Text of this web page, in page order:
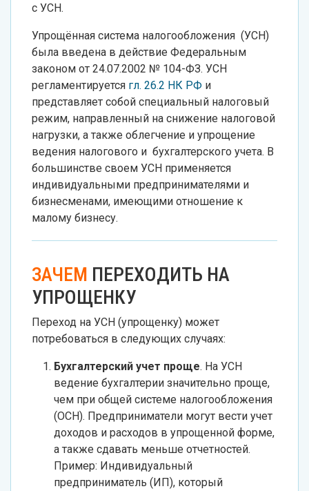
с УСН.
Упрощённая система налогообложения (УСН)
была введена в действие Федеральным
законом от 24.07.2002 № 104-ФЗ. УСН
регламентируется гл. 26.2 НК РФ и
представляет собой специальный налоговый
режим, направленный на снижение налоговой
нагрузки, а также облегчение и упрощение
ведения налогового и бухгалтерского учета. В
большинстве своем УСН применяется
индивидуальными предпринимателями и
бизнесменами, имеющими отношение к
малому бизнесу.
ЗАЧЕМ ПЕРЕХОДИТЬ НА
УПРОЩЕНКУ
Переход на УСН (упрощенку) может
потребоваться в следующих случаях:
Бухгалтерский учет проще. На УСН
ведение бухгалтерии значительно проще,
чем при общей системе налогообложения
(ОСН). Предприниматели могут вести учет
доходов и расходов в упрощенной форме,
а также сдавать меньше отчетностей.
Пример: Индивидуальный
предприниматель (ИП), который